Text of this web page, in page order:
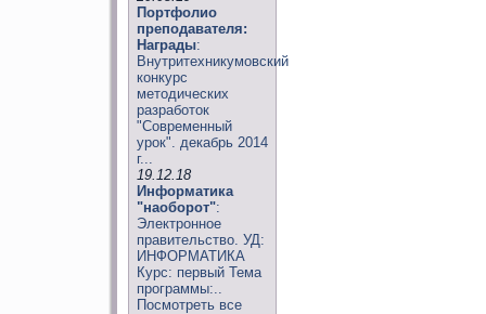
Портфолио
преподавателя:
Награды:
Внутритехникумовский
конкурс
методических
разработок
"Современный
урок". декабрь 2014
г...
19.12.18
Информатика
"наоборот":
Электронное
правительство. УД:
ИНФОРМАТИКА
Курс: первый Тема
программы:..
Посмотреть все